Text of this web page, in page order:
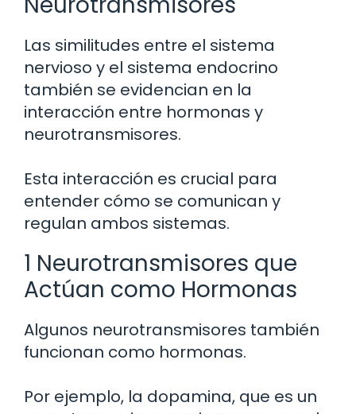
Las similitudes entre el sistema
nervioso y el sistema endocrino
también se evidencian en la
interacción entre hormonas y
neurotransmisores.
Esta interacción es crucial para
entender cómo se comunican y
regulan ambos sistemas.
1 Neurotransmisores que
Actúan como Hormonas
Algunos neurotransmisores también
funcionan como hormonas.
Por ejemplo, la dopamina, que es un